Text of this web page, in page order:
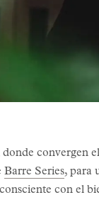
convergen
Barre Series, para
con el